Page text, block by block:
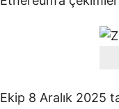
Ekip 8 Aralık 2025